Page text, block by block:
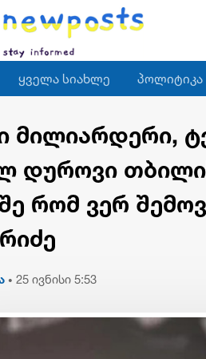
ყველა სიახლე პოლიტიკა
მილიარდერი,
დუროვი
რომ ვერ
• 25 ივნისი 5:53